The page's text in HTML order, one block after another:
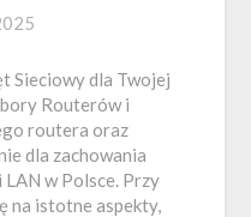
Sieciowy dla Twojej
Routerów i
routera oraz
dla zachowania
w Polsce. Przy
na istotne aspekty,